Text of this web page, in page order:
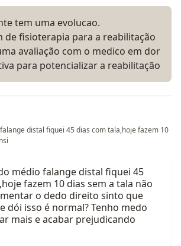
tem uma evolucao.
de fisioterapia para a reabilitação
avaliação com o medico em dor
para potencializar a reabilitação
distal fiquei 45 dias com tala,hoje fazem 10
médio falange distal fiquei 45
fazem 10 dias sem a tala não
o dedo direito sinto que
dói isso é normal? Tenho medo
mais e acabar prejudicando